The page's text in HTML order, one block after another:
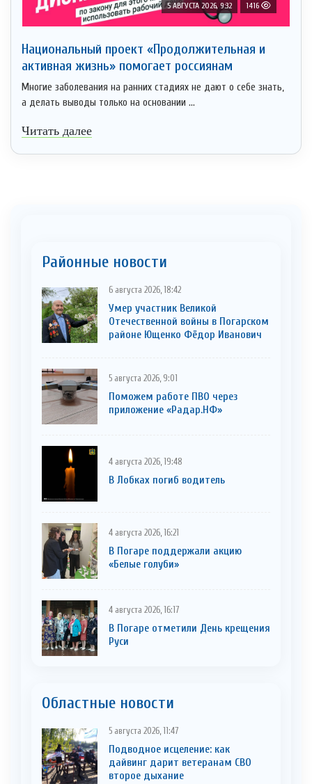
5 АВГУСТА 2026, 9:32 1416
Национальный проект «Продолжительная и
активная жизнь» помогает россиянам
Многие заболевания на ранних стадиях не дают о себе знать,
а делать выводы только на основании ...
Читать далее
Районные новости
6 августа 2026, 18:42
Умер участник Великой
Отечественной войны в Погарском
районе Ющенко Фёдор Иванович
5 августа 2026, 9:01
Поможем работе ПВО через
приложение «Радар.НФ»
4 августа 2026, 19:48
В Лобках погиб водитель
4 августа 2026, 16:21
В Погаре поддержали акцию
«Белые голуби»
4 августа 2026, 16:17
В Погаре отметили День крещения
Руси
Областные новости
5 августа 2026, 11:47
Подводное исцеление: как
дайвинг дарит ветеранам СВО
второе дыхание